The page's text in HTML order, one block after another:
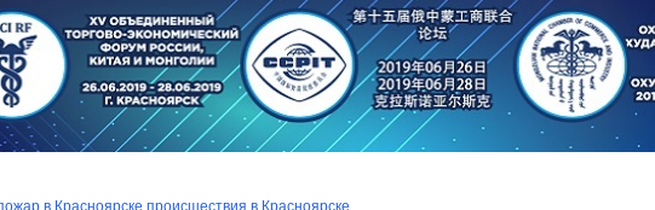
в Красноярске происшествия в Красноярске